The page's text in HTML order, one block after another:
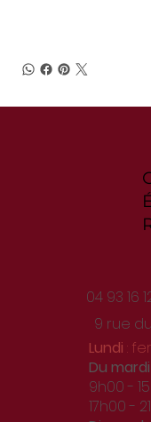
9 rue
04 93 16
Lundi :
Du
9h00 -
17h00 -